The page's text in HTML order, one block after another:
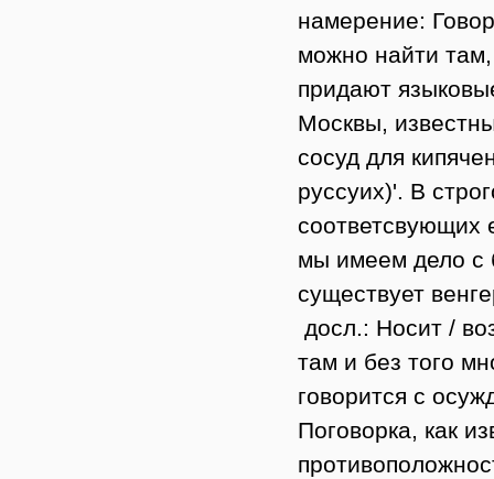
намерение:
можно найти
придают
Москвы,
сосуд для
руссуих)'. В
соответсвующих
мы имеем дело с
существует
досл.: Носит /
там и без того
говорится с
Поговорка, как